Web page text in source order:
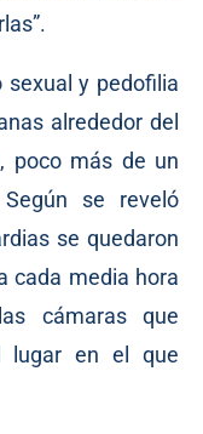
sexual y pedofilia
alrededor del
poco más de un
se reveló
se quedaron
cada media hora
cámaras que
lugar en el que